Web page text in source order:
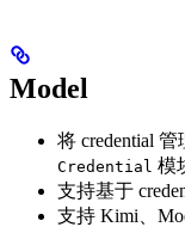
Model
将 credential
Credential 模
支持基于
支持 Kimi、